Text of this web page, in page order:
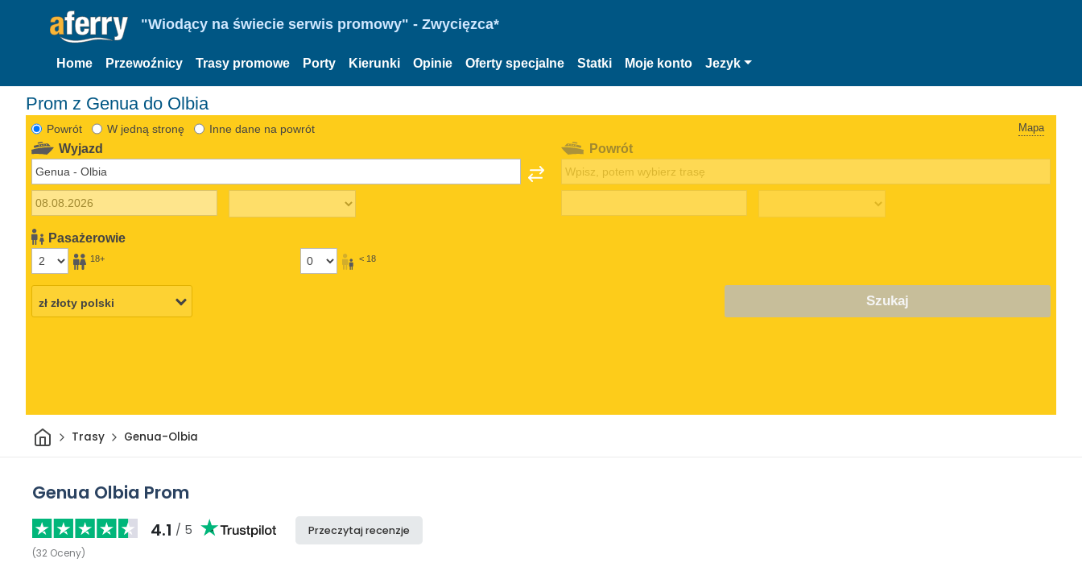
"Wiodący na świecie serwis promowy" - Zwycięzca*
Home Przewoźnicy Trasy promowe Porty Kierunki Opinie Oferty specjalne Statki Moje konto Jezyk
Prom z Genua do Olbia
Powrót W jedną stronę Inne dane na powrót Mapa
Wyjazd
Pasażerowie
18+ < 18
Powrót
Szukaj
DomTrasy Genua-Olbia
Genua Olbia Prom
4.1 / 5
(32 Oceny)
Przeczytaj recenzje